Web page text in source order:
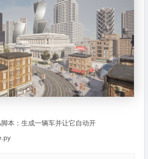
本：生成一辆车并让它自动开